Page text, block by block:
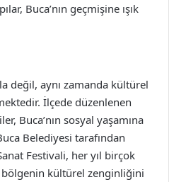
Buca’nın geçmişine ışık
değil, aynı zamanda kültürel
İlçede düzenlenen
Buca’nın sosyal yaşamına
Belediyesi tarafından
Festivali, her yıl birçok
bölgenin kültürel zenginliğini